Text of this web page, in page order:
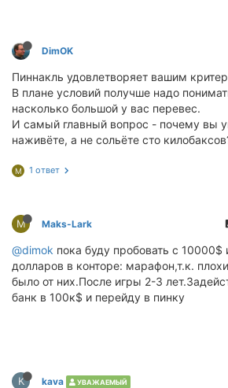
DimOK
Пиннакль удовлетворяет вашим
В плане условий получше надо
насколько большой у вас перевес.
И самый главный вопрос - почему вы
наживёте, а не сольёте сто
M 1 ответ
M Maks-Lark
@dimok пока буду пробовать с 10000$
долларов в конторе: марафон,т.к.
было от них.После игры 2-3
банк в 100к$ и перейду в пинку
K kava УВАЖАЕМЫЙ